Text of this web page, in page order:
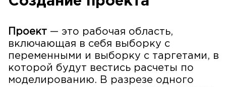
Проект — это рабочая область,
включающая в себя выборку с
переменными и выборку с таргетами, в
которой будут вестись расчеты по
моделированию. В разрезе одного